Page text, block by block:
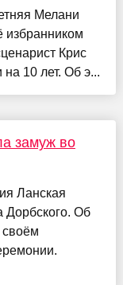
Мелани
Крис
10 лет. Об э...
замуж во
Ланская
Дорбского. Об
своём